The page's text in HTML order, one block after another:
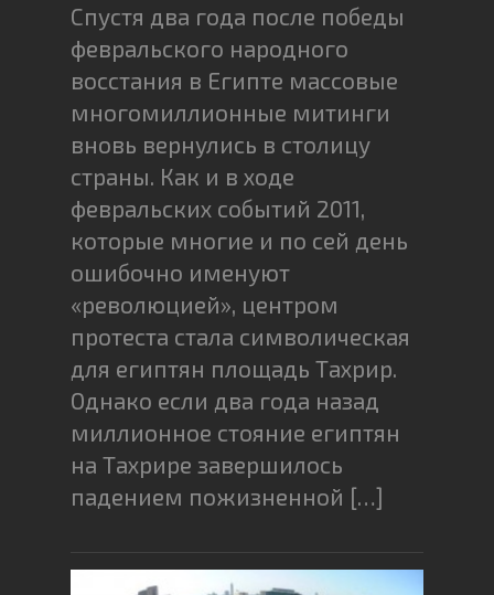
Спустя два года после победы
февральского народного
восстания в Египте массовые
многомиллионные митинги
вновь вернулись в столицу
страны. Как и в ходе
февральских событий 2011,
которые многие и по сей день
ошибочно именуют
«революцией», центром
протеста стала символическая
для египтян площадь Тахрир.
Однако если два года назад
миллионное стояние египтян
на Тахрире завершилось
падением пожизненной […]